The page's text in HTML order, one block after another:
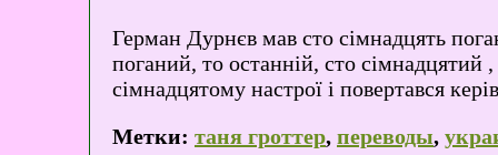
Герман Дурнєв мав сто сімнадцять
поганий, то останній, сто
сімнадцятому настрої і повертався
Метки: таня гроттер, переводы,